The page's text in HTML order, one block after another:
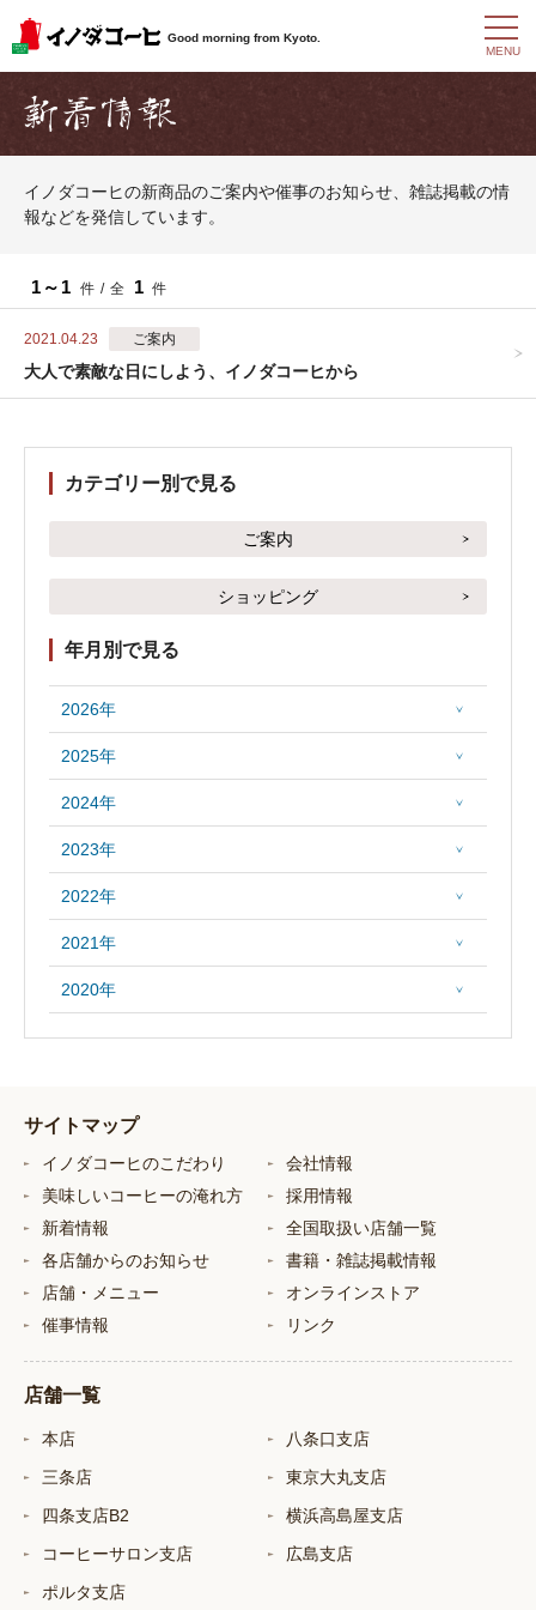
Good morning from Kyoto.
t
o
n
v
i
MENU
イノダコーヒの新商品のご案内や催事のお知らせ、雑誌掲載の情
報などを発信しています。
1～1 件 / 全 1 件
2021.04.23 ご案内
大人で素敵な日にしよう、イノダコーヒから
カテゴリー別で見る
ご案内
ショッピング
年月別で見る
2026年
2025年
2024年
2023年
2022年
2021年
2020年
サイトマップ
イノダコーヒのこだわり
美味しいコーヒーの淹れ方
新着情報
各店舗からのお知らせ
店舗・メニュー
催事情報
会社情報
採用情報
全国取扱い店舗一覧
書籍・雑誌掲載情報
オンラインストア
リンク
店舗一覧
本店
三条店
四条支店B2
コーヒーサロン支店
ポルタ支店
八条口支店
東京大丸支店
横浜高島屋支店
広島支店